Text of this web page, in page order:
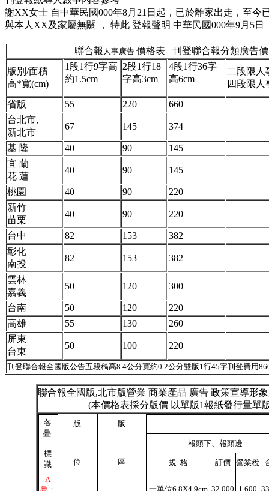
謝XX女士 自中華民國000年8月21日起，已於離家出走，至
與本人XX及家屬無關 ， 特此 登報聲明 中華民國000年9月5日
聯合報 人事廣告 價格表 刊登聯合報分類廣告
版別/面積
高*寬(cm)
1段1行9字高
約1.5cm
2段1行18
字高3cm
4段1行36字
高6cm
二段限人
四段限人
省版
55 220
660
台北市,
新北市
67 145 374
基 隆 40 90
145
宜 蘭
花 蓮
40 90 145
桃園 40 90
220
新竹
苗栗
40 90 220
台中 82 153
382
彰化
南投
82 153 382
雲林
嘉義
50 120 300
台南 50 120
220
高雄
55 130
260
屏東
台東
50 100 220
刊登聯合報全國版公告五段稿高8.4公分寬約0.2公分雙版1行45字刊登費用
聯合報全國版,北市版營業 商業產品 廣告 政策宣導形
(本價格表採分版價 以單版1報紙發行量單版1
各
疊
標
識
版 版
報頭下、報頭邊
位 區 規 格 訂價 營業稅
A
一單位6.8X4.9cm 32,000 1,600